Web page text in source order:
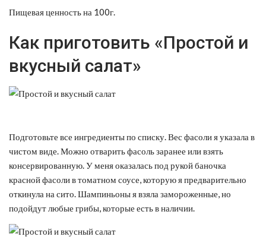
Пищевая ценность на 100г.
Как приготовить «Простой и
вкусный салат»
Подготовьте все ингредиенты по списку. Вес фасоли я указала в
чистом виде. Можно отварить фасоль заранее или взять
консервированную. У меня оказалась под рукой баночка
красной фасоли в томатном соусе, которую я предварительно
откинула на сито. Шампиньоны я взяла замороженные, но
подойдут любые грибы, которые есть в наличии.